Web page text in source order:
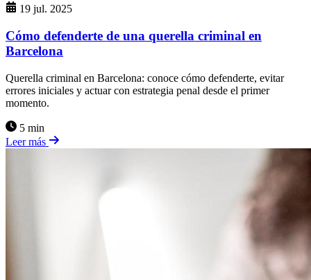
19 jul. 2025
Cómo defenderte de una querella criminal en
Barcelona
Querella criminal en Barcelona: conoce cómo defenderte, evitar
errores iniciales y actuar con estrategia penal desde el primer
momento.
5 min
Leer más